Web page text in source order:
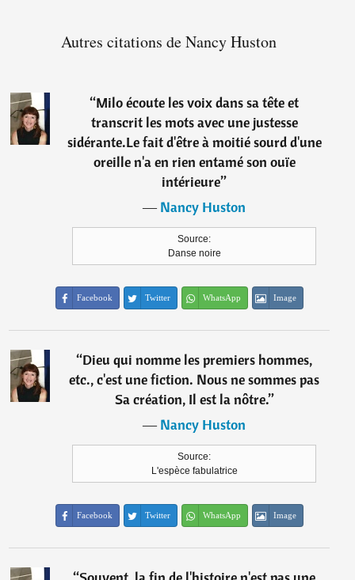
Autres citations de Nancy Huston
“Milo écoute les voix dans sa tête et
transcrit les mots avec une justesse
sidérante.Le fait d'être à moitié sourd d'une
oreille n'a en rien entamé son ouïe
intérieure”
―Nancy Huston
Source:
Danse noire
Facebook Twitter WhatsApp Image
“Dieu qui nomme les premiers hommes,
etc., c'est une fiction. Nous ne sommes pas
Sa création, Il est la nôtre.”
―Nancy Huston
Source:
L'espèce fabulatrice
Facebook Twitter WhatsApp Image